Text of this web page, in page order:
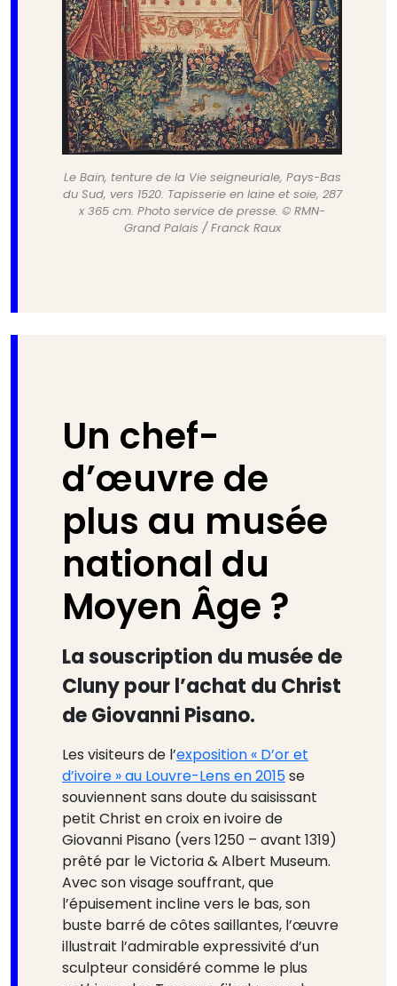
Le Bain, tenture de la Vie seigneuriale, Pays-Bas
du Sud, vers 1520. Tapisserie en laine et soie, 287
x 365 cm. Photo service de presse. © RMN-
Grand Palais / Franck Raux
Un chef-
d’œuvre de
plus au musée
national du
Moyen Âge ?
La souscription du musée de
Cluny pour l’achat du Christ
de Giovanni Pisano.
Les visiteurs de l’exposition « D’or et
d’ivoire » au Louvre-Lens en 2015se
souviennent sans doute du saisissant
petit Christ en croix en ivoire de
Giovanni Pisano (vers 1250 – avant 1319)
prêté par le Victoria & Albert Museum.
Avec son visage souffrant, que
l’épuisement incline vers le bas, son
buste barré de côtes saillantes, l’œuvre
illustrait l’admirable expressivité d’un
sculpteur considéré comme le plus